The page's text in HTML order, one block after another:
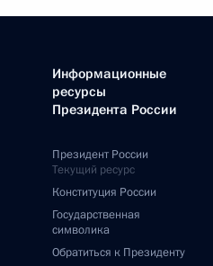
Информационные
ресурсы
Президента России
Президент России
Текущий ресурс
Конституция России
Государственная
символика
Обратиться к Президенту